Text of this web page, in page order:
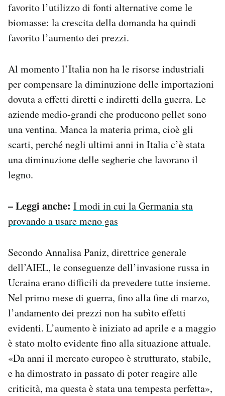
favorito l’utilizzo di fonti alternative come le
biomasse: la crescita della domanda ha quindi
favorito l’aumento dei prezzi.
Al momento l’Italia non ha le risorse industriali
per compensare la diminuzione delle importazioni
dovuta a effetti diretti e indiretti della guerra. Le
aziende medio-grandi che producono pellet sono
una ventina. Manca la materia prima, cioè gli
scarti, perché negli ultimi anni in Italia c’è stata
una diminuzione delle segherie che lavorano il
legno.
– Leggi anche: I modi in cui la Germania sta
provando a usare meno gas
Secondo Annalisa Paniz, direttrice generale
dell’AIEL, le conseguenze dell’invasione russa in
Ucraina erano difficili da prevedere tutte insieme.
Nel primo mese di guerra, fino alla fine di marzo,
l’andamento dei prezzi non ha subìto effetti
evidenti. L’aumento è iniziato ad aprile e a maggio
è stato molto evidente fino alla situazione attuale.
«Da anni il mercato europeo è strutturato, stabile,
e ha dimostrato in passato di poter reagire alle
criticità, ma questa è stata una tempesta perfetta»,